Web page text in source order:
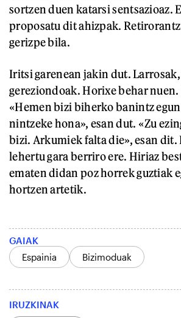
sortzen duen katarsi sentsazioaz.
proposatu dit ahizpak.
gerizpe bila.
Iritsi garenean jakin dut.
gereziondoak. Horixe behar nuen.
«Hemen bizi biherko banintz
nintzeke hona», esan dut. «Zu
bizi. Arkumiek falta die», esan dit.
lehertu gara berriro ere. Hiriaz
ematen didan poz horrek guztiak
hortzen artetik.
GAIAK
Espainia
Bizimoduak
IRUZKINAK